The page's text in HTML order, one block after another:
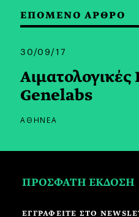
ΕΠΟΜΕΝΟ ΑΡΘΡΟ
30/09/17
Αιματολογικές
Genelabs
ΑΘΗΝΕΑ
ΠΡΟΣΦΑΤΗ ΕΚΔΟΣΗ
ΕΓΓΡΑΦΕΙΤΕ ΣΤΟ